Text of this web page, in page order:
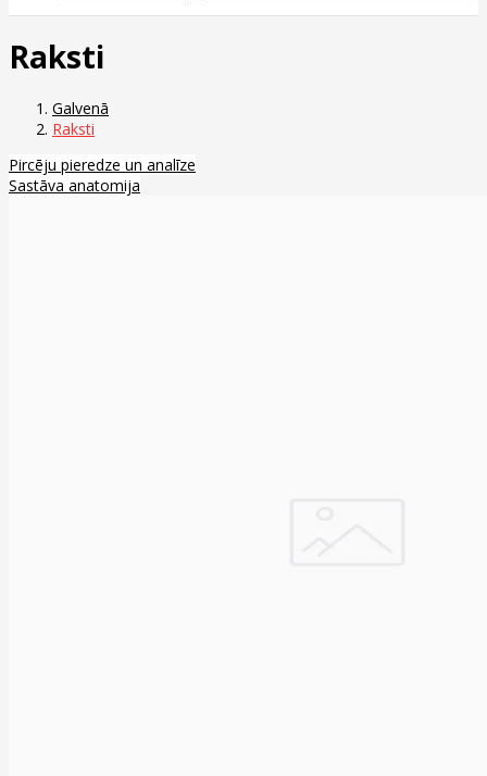
Raksti
Galvenā
Raksti
Pircēju pieredze un analīze
Sastāva anatomija